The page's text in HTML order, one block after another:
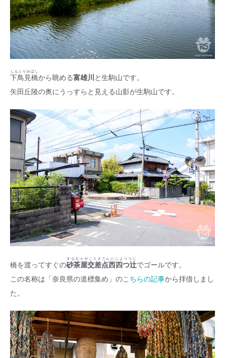
下鳥見橋
しもとりみばし
から眺める富雄川
と生駒山です。
矢田丘陵の奥にうっすらと見える山影が生駒山です。
橋を渡ってすぐの砂茶屋交差点西四つ辻
すなぢゃやこうさてんにしよつつじ
でゴールです。
この名称は「奈良県の道標集め」のこちらの記事から拝借しまし
た。